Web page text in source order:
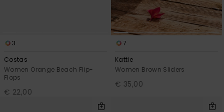
3
Costas
Women Orange Beach Flip-
Flops
€ 22,00
7
Kattie
Women Brown Sliders
€ 35,00